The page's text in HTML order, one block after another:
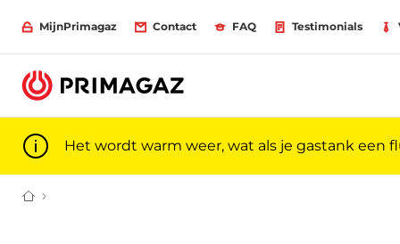
MijnPrimagaz Contact FAQ Testimonials
Het wordt warm weer, wat als je gastank een
Gas voor particulieren en professionals | Primagaz